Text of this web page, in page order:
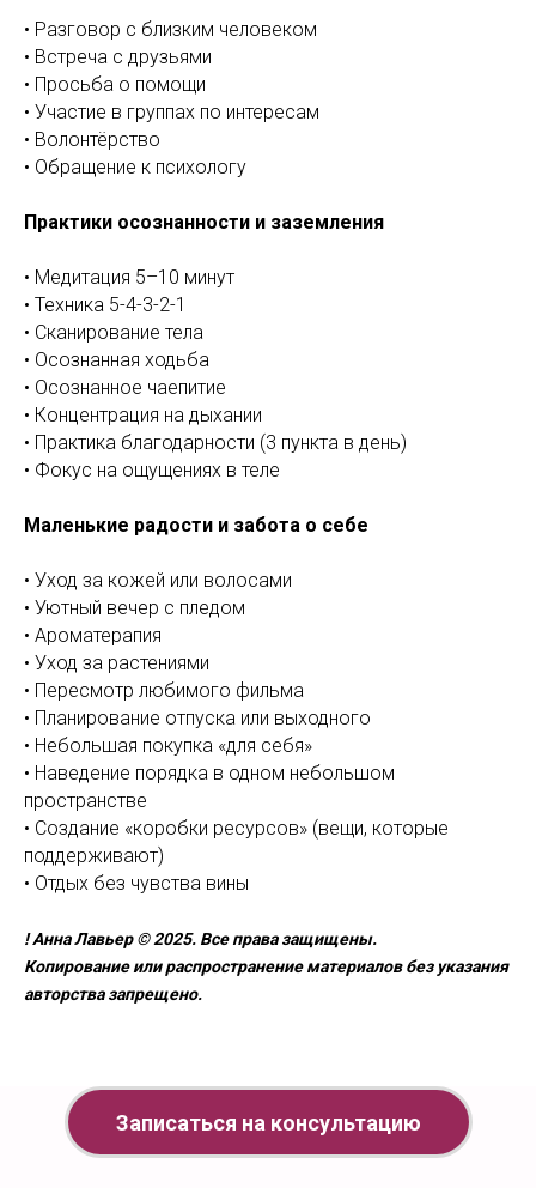
• Разговор с близким человеком
• Встреча с друзьями
• Просьба о помощи
• Участие в группах по интересам
• Волонтёрство
• Обращение к психологу
Практики осознанности и заземления
• Медитация 5–10 минут
• Техника 5-4-3-2-1
• Сканирование тела
• Осознанная ходьба
• Осознанное чаепитие
• Концентрация на дыхании
• Практика благодарности (3 пункта в день)
• Фокус на ощущениях в теле
Маленькие радости и забота о себе
• Уход за кожей или волосами
• Уютный вечер с пледом
• Ароматерапия
• Уход за растениями
• Пересмотр любимого фильма
• Планирование отпуска или выходного
• Небольшая покупка «для себя»
• Наведение порядка в одном небольшом
пространстве
• Создание «коробки ресурсов» (вещи, которые
поддерживают)
• Отдых без чувства вины
! Анна Лавьер © 2025. Все права защищены.
Копирование или распространение материалов без указания
авторства запрещено.
Записаться на консультацию